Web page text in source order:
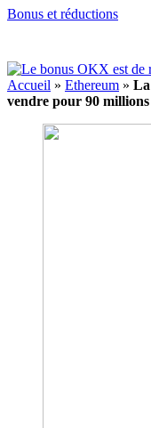
Bonus et réductions
Accueil » Ethereum » La
vendre pour 90